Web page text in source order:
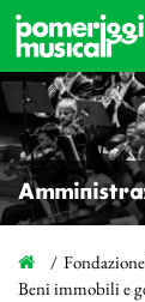
Beni immobili e